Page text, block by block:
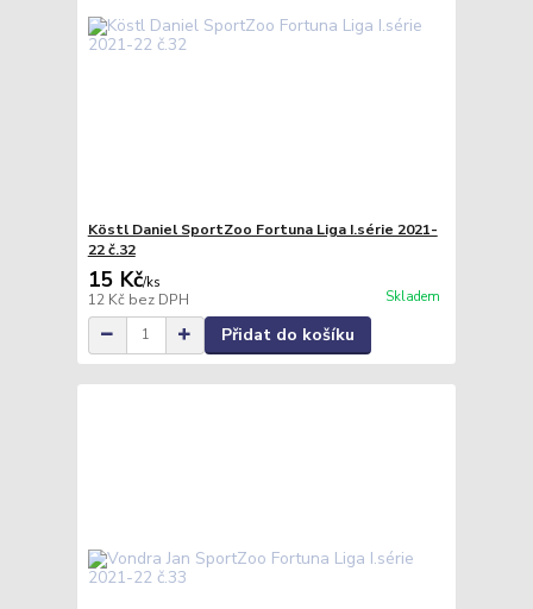
Köstl Daniel SportZoo Fortuna Liga I.série 2021-
22 č.32
15 Kč/ks
12 Kč bez DPH Skladem
Přidat do košíku